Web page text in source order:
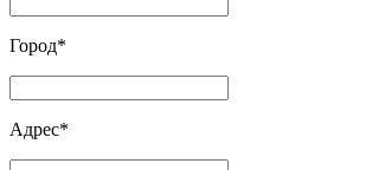
Город*
Адрес*